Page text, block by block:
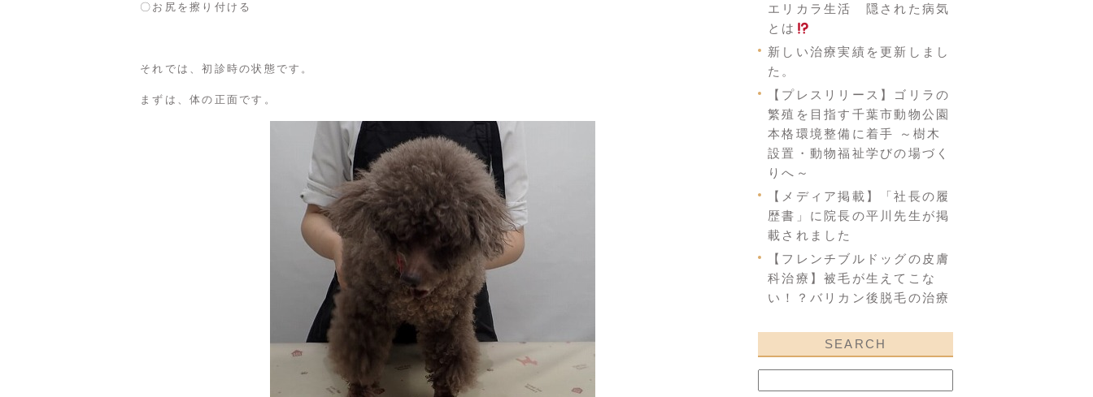
〇お尻を擦り付ける
それでは、初診時の状態です。
まずは、体の正面です。
エリカラ生活 隠された病気
とは
新しい治療実績を更新しまし
た。
【プレスリリース】ゴリラの
繁殖を目指す千葉市動物公園
本格環境整備に着手 ～樹木
設置・動物福祉学びの場づく
りへ～
【メディア掲載】「社長の履
歴書」に院長の平川先生が掲
載されました
【フレンチブルドッグの皮膚
科治療】被毛が生えてこな
い！？バリカン後脱毛の治療
SEARCH